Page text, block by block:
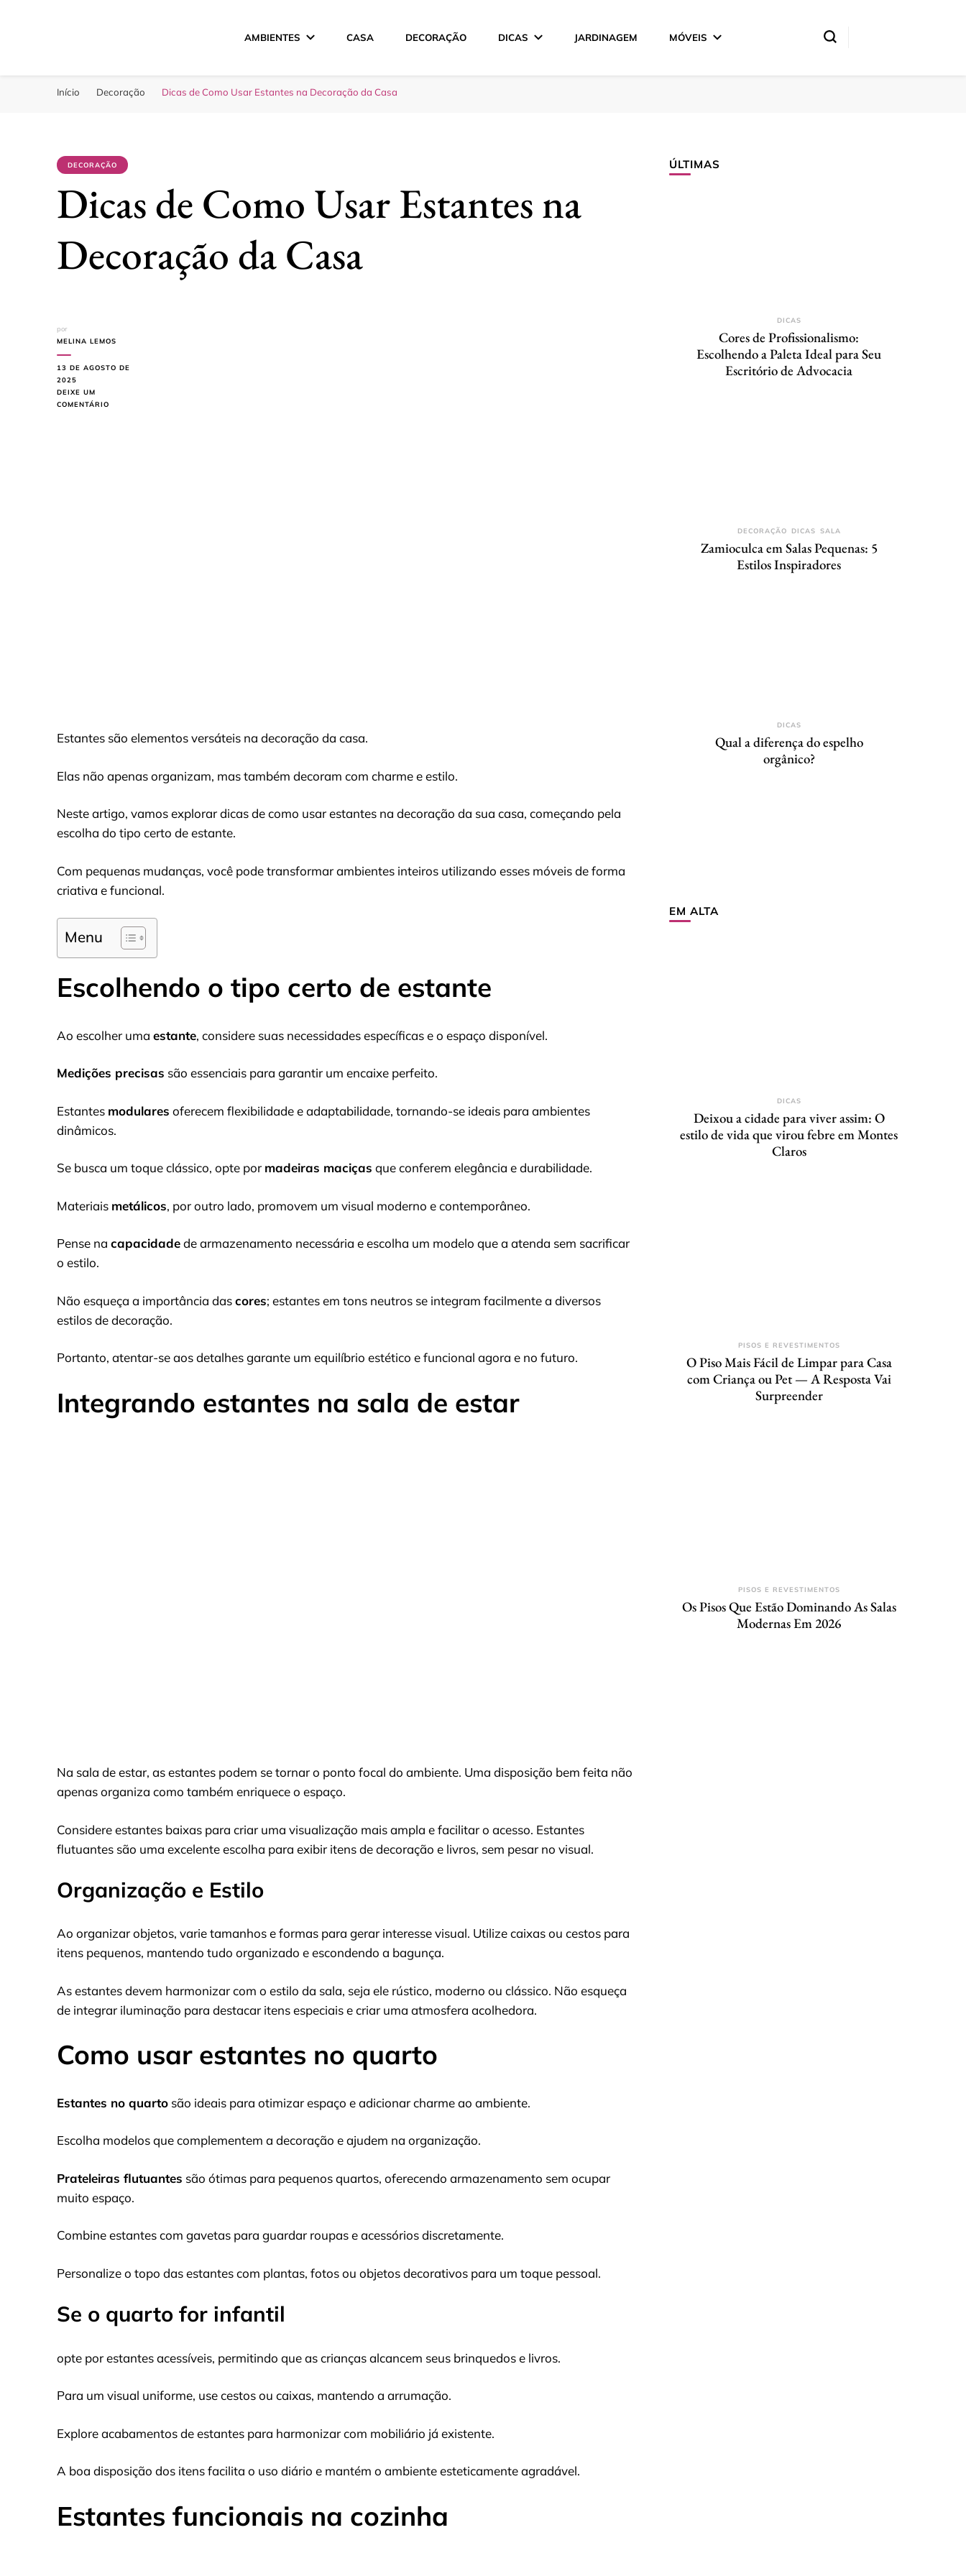
Sua Melhor Decoração
AMBIENTES CASA DECORAÇÃO DICAS JARDINAGEM MÓVEIS
Início Decoração Dicas de Como Usar Estantes na Decoração da Casa
DECORAÇÃO
Dicas de Como Usar Estantes na
Decoração da Casa
por
MELINA LEMOS
13 DE AGOSTO DE
2025
DEIXE UM
COMENTÁRIO
Estantes são elementos versáteis na decoração da casa.
Elas não apenas organizam, mas também decoram com charme e estilo.
Neste artigo, vamos explorar dicas de como usar estantes na decoração da sua casa, começando pela
escolha do tipo certo de estante.
Com pequenas mudanças, você pode transformar ambientes inteiros utilizando esses móveis de forma
criativa e funcional.
Menu
Escolhendo o tipo certo de estante
Ao escolher uma estante, considere suas necessidades específicas e o espaço disponível.
Medições precisas são essenciais para garantir um encaixe perfeito.
Estantes modulares oferecem flexibilidade e adaptabilidade, tornando-se ideais para ambientes
dinâmicos.
Se busca um toque clássico, opte por madeiras maciças que conferem elegância e durabilidade.
Materiais metálicos, por outro lado, promovem um visual moderno e contemporâneo.
Pense na capacidadede armazenamento necessária e escolha um modelo que a atenda sem sacrificar
o estilo.
Não esqueça a importância dascores; estantes em tons neutros se integram facilmente a diversos
estilos de decoração.
Portanto, atentar-se aos detalhes garante um equilíbrio estético e funcional agora e no futuro.
Integrando estantes na sala de estar
Na sala de estar, as estantes podem se tornar o ponto focal do ambiente. Uma disposição bem feita não
apenas organiza como também enriquece o espaço.
Considere estantes baixas para criar uma visualização mais ampla e facilitar o acesso. Estantes
flutuantes são uma excelente escolha para exibir itens de decoração e livros, sem pesar no visual.
Organização e Estilo
Ao organizar objetos, varie tamanhos e formas para gerar interesse visual. Utilize caixas ou cestos para
itens pequenos, mantendo tudo organizado e escondendo a bagunça.
As estantes devem harmonizar com o estilo da sala, seja ele rústico, moderno ou clássico. Não esqueça
de integrar iluminação para destacar itens especiais e criar uma atmosfera acolhedora.
Como usar estantes no quarto
Estantes no quarto são ideais para otimizar espaço e adicionar charme ao ambiente.
Escolha modelos que complementem a decoração e ajudem na organização.
Prateleiras flutuantes são ótimas para pequenos quartos, oferecendo armazenamento sem ocupar
muito espaço.
Combine estantes com gavetas para guardar roupas e acessórios discretamente.
Personalize o topo das estantes com plantas, fotos ou objetos decorativos para um toque pessoal.
Se o quarto for infantil
opte por estantes acessíveis, permitindo que as crianças alcancem seus brinquedos e livros.
Para um visual uniforme, use cestos ou caixas, mantendo a arrumação.
Explore acabamentos de estantes para harmonizar com mobiliário já existente.
A boa disposição dos itens facilita o uso diário e mantém o ambiente esteticamente agradável.
Estantes funcionais na cozinha
ÚLTIMAS
DICAS
Cores de Profissionalismo:
Escolhendo a Paleta Ideal para Seu
Escritório de Advocacia
DECORAÇÃO DICAS SALA
Zamioculca em Salas Pequenas: 5
Estilos Inspiradores
DICAS
Qual a diferença do espelho
orgânico?
EM ALTA
DICAS
Deixou a cidade para viver assim: O
estilo de vida que virou febre em Montes
Claros
PISOS E REVESTIMENTOS
O Piso Mais Fácil de Limpar para Casa
com Criança ou Pet — A Resposta Vai
Surpreender
PISOS E REVESTIMENTOS
Os Pisos Que Estão Dominando As Salas
Modernas Em 2026